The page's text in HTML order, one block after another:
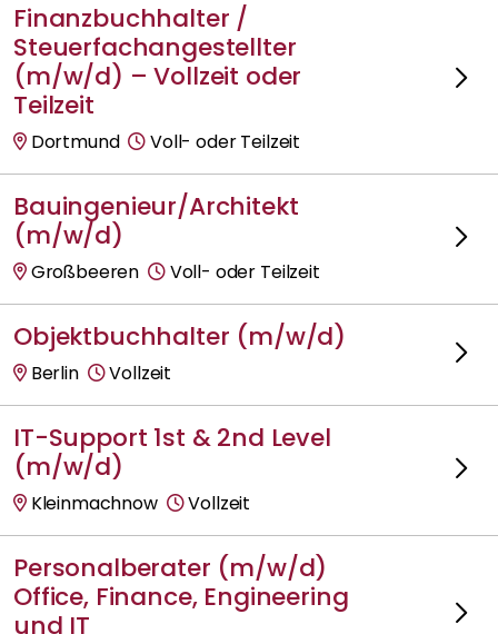
Finanzbuchhalter /
Steuerfachangestellter
(m/w/d) – Vollzeit oder
Teilzeit
Dortmund Voll- oder Teilzeit
Bauingenieur/Architekt
(m/w/d)
Großbeeren Voll- oder Teilzeit
Objektbuchhalter (m/w/d)
Berlin Vollzeit
IT-Support 1st & 2nd Level
(m/w/d)
Kleinmachnow Vollzeit
Personalberater (m/w/d)
Office, Finance, Engineering
und IT